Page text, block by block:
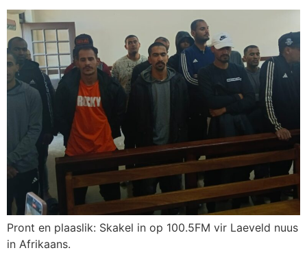
Pront en plaaslik: Skakel in op 100.5FM vir Laeveld nuus
in Afrikaans.